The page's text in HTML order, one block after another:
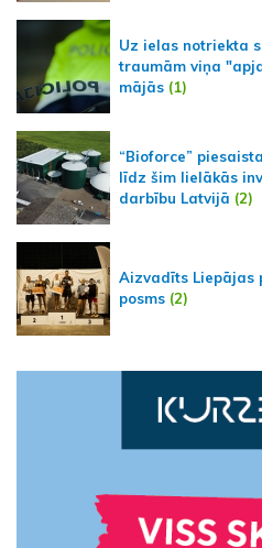
Uz ielas notriekta
traumām viņa
mājās (1)
“Bioforce”
līdz šim lielākās
darbību Latvijā (2)
Aizvadīts Liepājas
posms (2)